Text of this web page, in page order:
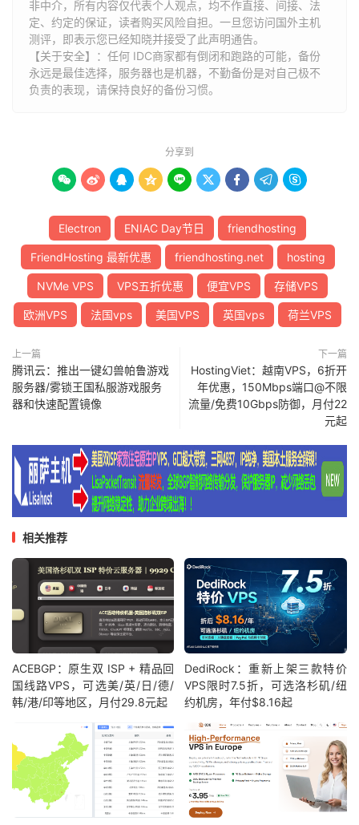
非中介，所有内容仅代表个人观点，均不作直接、间接、法
定、约定的保证，读者购买风险自担。一旦您访问国外主机
测评，即表示您已经知晓并接受了此声明通告。
【关于安全】：任何 IDC商家都有倒闭和跑路的可能，备份
永远是最佳选择，服务器也是机器，不勤备份是对自己极不
负责的表现，请保持良好的备份习惯。
分享到
        
Electron ENIAC Day节日 friendhosting
FriendHosting 最新优惠 friendhosting.net hosting
NVMe VPS VPS五折优惠 便宜VPS 存储VPS
欧洲VPS 法国vps 美国VPS 英国vps 荷兰VPS
上一篇
腾讯云：推出一键幻兽帕鲁游戏
服务器/雾锁王国私服游戏服务
器和快速配置镜像
下一篇
HostingViet：越南VPS，6折开
年优惠，150Mbps端口@不限
流量/免费10Gbps防御，月付22
元起
相关推荐
ACEBGP：原生双 ISP + 精品回
国线路VPS，可选美/英/日/德/
韩/港/印等地区，月付29.8元起
DediRock：重新上架三款特价
VPS限时7.5折，可选洛杉矶/纽
约机房，年付$8.16起